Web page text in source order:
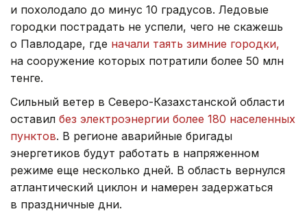
и похолодало до минус 10 градусов. Ледовые
городки пострадать не успели, чего не скажешь
о Павлодаре, где начали таять зимние городки,
на сооружение которых потратили более 50 млн
тенге.
Сильный ветер в Северо-Казахстанской области
оставил без электроэнергии более 180 населенных
пунктов. В регионе аварийные бригады
энергетиков будут работать в напряженном
режиме еще несколько дней. В область вернулся
атлантический циклон и намерен задержаться
в праздничные дни.